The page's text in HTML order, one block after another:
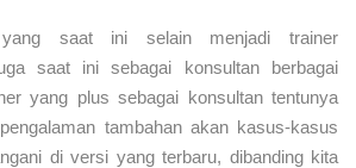
saat ini selain menjadi trainer
saat ini sebagai konsultan berbagai
yang plus sebagai konsultan tentunya
tambahan akan kasus-kasus
di versi yang terbaru, dibanding kita